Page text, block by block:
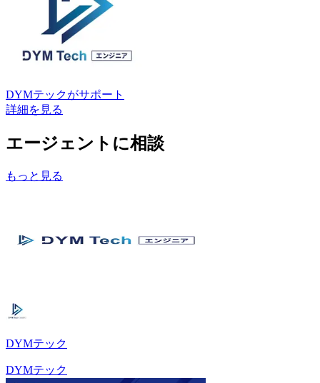
DYMテックがサポート
詳細を見る
エージェントに相談
もっと見る
DYMテック
DYMテック